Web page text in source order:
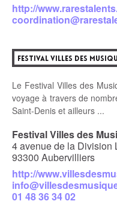
http://
FESTIVAL VILLES DES
Le Festival Villes des
voyage à travers de
Saint-Denis et ailleurs ...
Festival Villes des
4 avenue de la Division
93300 Aubervilliers
http://
01 48 36 34 02